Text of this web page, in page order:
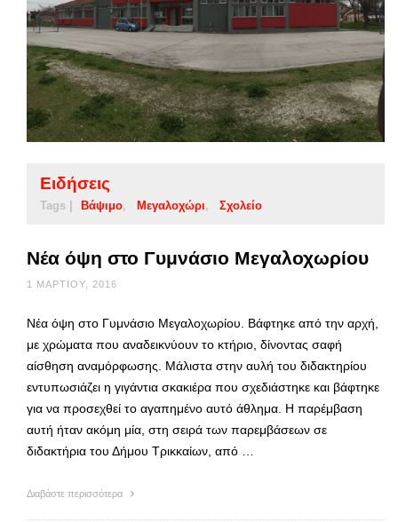
Ειδήσεις
Tags | Βάψιμο Μεγαλοχώρι Σχολείο
Νέα όψη στο Γυμνάσιο Μεγαλοχωρίου
1 ΜΑΡΤΊΟΥ, 2016
Νέα όψη στο Γυμνάσιο Μεγαλοχωρίου. Βάφτηκε από την αρχή,
με χρώματα που αναδεικνύουν το κτήριο, δίνοντας σαφή
αίσθηση αναμόρφωσης. Μάλιστα στην αυλή του διδακτηρίου
εντυπωσιάζει η γιγάντια σκακιέρα που σχεδιάστηκε και βάφτηκε
για να προσεχθεί το αγαπημένο αυτό άθλημα. Η παρέμβαση
αυτή ήταν ακόμη μία, στη σειρά των παρεμβάσεων σε
διδακτήρια του Δήμου Τρικκαίων, από …
Διαβάστε περισσότερα